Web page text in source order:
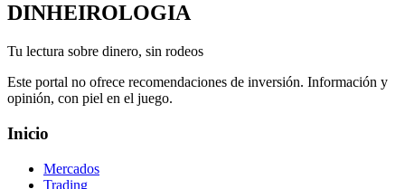
DINHEIROLOGIA
Tu lectura sobre dinero, sin rodeos
Este portal no ofrece recomendaciones de inversión. Información y
opinión, con piel en el juego.
Inicio
Mercados
Trading